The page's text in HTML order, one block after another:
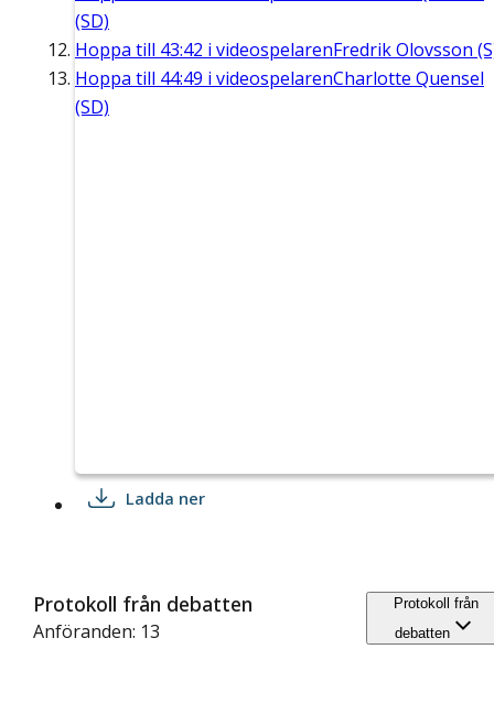
(SD)
Hoppa till 43:42 i videospelarenFredrik Olovsson
Hoppa till 44:49 i videospelarenCharlotte Quensel
(SD)
Ladda ner
Protokoll från debatten
Anföranden: 13
Protokoll från
debatten